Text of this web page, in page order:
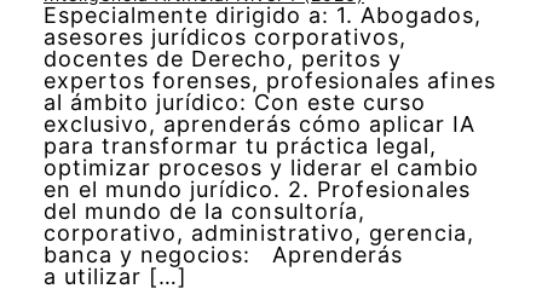
Especialmente dirigido a: 1. Abogados,
asesores jurídicos corporativos,
docentes de Derecho, peritos y
expertos forenses, profesionales afines
al ámbito jurídico: Con este curso
exclusivo, aprenderás cómo aplicar IA
para transformar tu práctica legal,
optimizar procesos y liderar el cambio
en el mundo jurídico. 2. Profesionales
del mundo de la consultoría,
corporativo, administrativo, gerencia,
banca y negocios: Aprenderás
a utilizar […]